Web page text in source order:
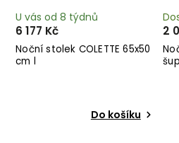
Noční stolek COLETTE 65x50
cm l
U vás od 8 týdnů
6 177 Kč
Do košíku
2